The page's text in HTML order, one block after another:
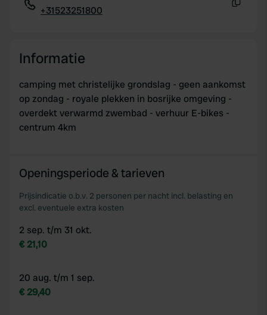
+31523251800
Informatie
camping met christelijke grondslag - geen aankomst
op zondag - royale plekken in bosrijke omgeving -
overdekt verwarmd zwembad - verhuur E-bikes -
centrum 4km
Openingsperiode & tarieven
Prijsindicatie o.b.v. 2 personen per nacht incl. belasting en
excl. eventuele extra kosten
2 sep. t/m 31 okt.
€ 21,10
20 aug. t/m 1 sep.
€ 29,40